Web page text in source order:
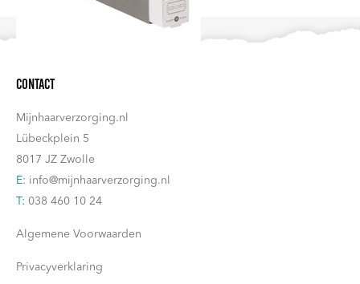
worden
Contact
Mijnhaarverzorging.nl
Lübeckplein 5
8017 JZ Zwolle
E: info@mijnhaarverzorging.nl
T: 038 460 10 24
Algemene Voorwaarden
Privacyverklaring